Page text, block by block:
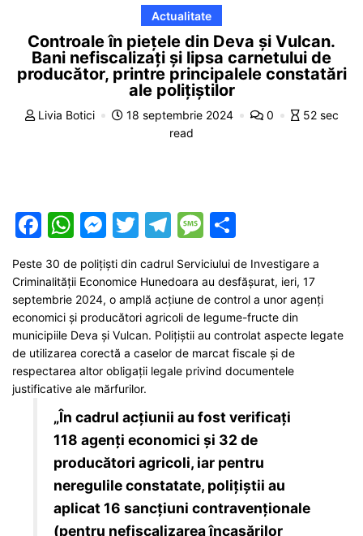
Actualitate
Controale în piețele din Deva și Vulcan.
Bani nefiscalizați și lipsa carnetului de
producător, printre principalele constatări
ale polițiștilor
Livia Botici 18 septembrie 2024 0
52 sec
read
F
a
c
e
b
o
o
W
at
s
A
p
p
M
e
s
s
e
n
g
er
T
w
itt
er
T
el
e
gr
a
m
M
e
s
s
a
g
e
ar
ta
je
a
z
ă
Peste 30 de polițiști din cadrul Serviciului de Investigare a
Criminalității Economice Hunedoara au desfășurat, ieri, 17
septembrie 2024, o amplă acțiune de control a unor agenți
economici și producători agricoli de legume-fructe din
municipiile Deva și Vulcan. Polițiștii au controlat aspecte legate
de utilizarea corectă a caselor de marcat fiscale și de
respectarea altor obligații legale privind documentele
justificative ale mărfurilor.
„În cadrul acțiunii au fost verificați
118 agenți economici și 32 de
producători agricoli, iar pentru
neregulile constatate, polițiștii au
aplicat 16 sancțiuni contravenționale
(pentru nefiscalizarea încasărilor